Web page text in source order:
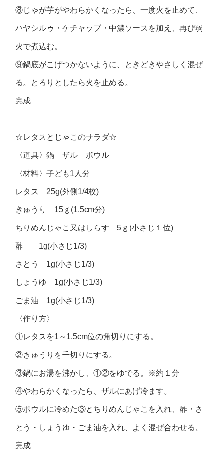
⑧じゃが芋がやわらかくなったら、一度火を止めて、
ハヤシルゥ・ケチャップ・中濃ソースを加え、再び弱
火で煮込む。
⑨鍋底がこげつかないように、ときどきやさしく混ぜ
る。とろりとしたら火を止める。
完成
☆レタスとじゃこのサラダ☆
〈道具〉鍋 ザル ボウル
〈材料〉子ども1人分
レタス 25g(外側1/4枚)
きゅうり 15ｇ(1.5cm分)
ちりめんじゃこ又はしらす 5ｇ(小さじ１位)
酢 1g(小さじ1/3)
さとう 1g(小さじ1/3)
しょうゆ 1g(小さじ1/3)
ごま油 1g(小さじ1/3)
〈作り方〉
①レタスを1～1.5cm位の角切りにする。
②きゅうりを千切りにする。
③鍋にお湯を沸かし、①②をゆでる。※約１分
④やわらかくなったら、ザルにあげ冷ます。
⑤ボウルに冷めた③とちりめんじゃこを入れ、酢・さ
とう・しょうゆ・ごま油を入れ、よく混ぜ合わせる。
完成